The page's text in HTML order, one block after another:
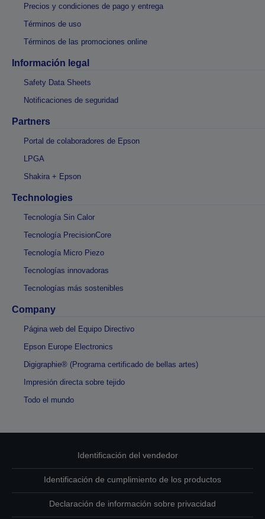
Precios y condiciones de pago y entrega
Términos de uso
Términos de las promociones online
Información legal
Safety Data Sheets
Notificaciones de seguridad
Partners
Portal de colaboradores de Epson
LPGA
Shakira + Epson
Technologies
Tecnología Sin Calor
Tecnología PrecisionCore
Tecnología Micro Piezo
Tecnologías innovadoras
Tecnologías más sostenibles
Company
Página web del Equipo Directivo
Epson Europe Electronics
Digigraphie® (Programa certificado de bellas artes)
Impresión directa sobre tejido
Todo el mundo
Identificación del vendedor
Identificación de cumplimiento de los productos
Declaración de información sobre privacidad